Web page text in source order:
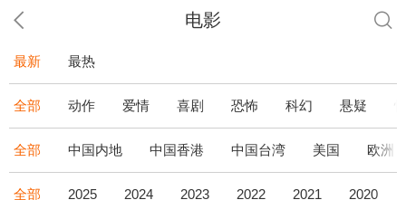
电影
最新 最热
全部 动作 爱情 喜剧 恐怖 科幻 悬疑
全部 中国内地 中国香港 中国台湾 美国 欧洲
全部 2025 2024 2023 2022 2021 2020